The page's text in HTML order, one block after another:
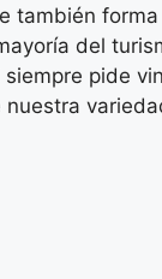
también
del
pide